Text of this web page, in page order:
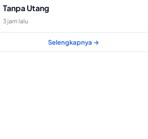
Tanpa Utang
3 jam lalu
Selengkapnya →